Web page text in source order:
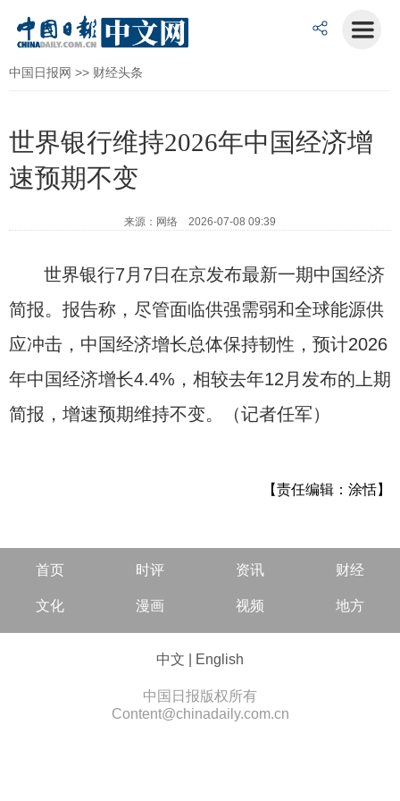
中国日报网 >> 财经头条
世界银行维持2026年中国经济增
速预期不变
来源：网络 2026-07-08 09:39
世界银行7月7日在京发布最新一期中国经济
简报。报告称，尽管面临供强需弱和全球能源供
应冲击，中国经济增长总体保持韧性，预计2026
年中国经济增长4.4%，相较去年12月发布的上期
简报，增速预期维持不变。（记者任军）
【责任编辑：涂恬】
首页 时评 资讯 财经
文化 漫画 视频 地方
中文 English
中国日报版权所有
Content@chinadaily.com.cn